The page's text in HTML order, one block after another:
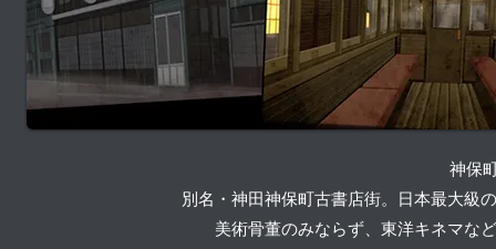
神保
別名・神田神保町古書店街。日本最大級
美術骨董のみならず、東洋キネマな